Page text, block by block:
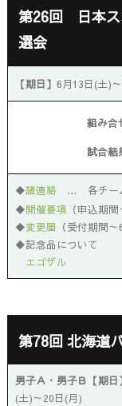
第26回 日本ス
選会
【期日】 6月13日(土)
組み合
試合結
◆諸連絡 … 各チーム
◆開催要項 （申込期
◆変更届 （受付期間
◆記念品について
エゴザル
第78回 北海道
男子Ａ・男子Ｂ【期日
(土)～20日(月)